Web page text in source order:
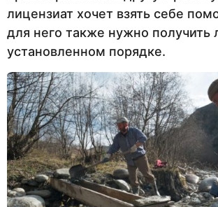
лицензиат хочет взять себе
для него также нужно получить
установленном порядке.